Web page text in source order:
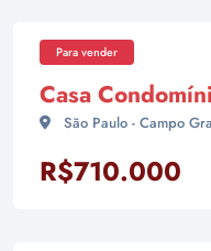
Para vender
Casa
São Paulo - Campo
R$710.000